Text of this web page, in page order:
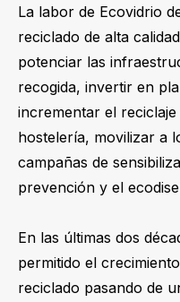
La labor de Ecovidrio
reciclado de alta
potenciar las
recogida, invertir en
incrementar el
hostelería, movilizar a
campañas de
prevención y el
En las últimas dos
permitido el
reciclado pasando de